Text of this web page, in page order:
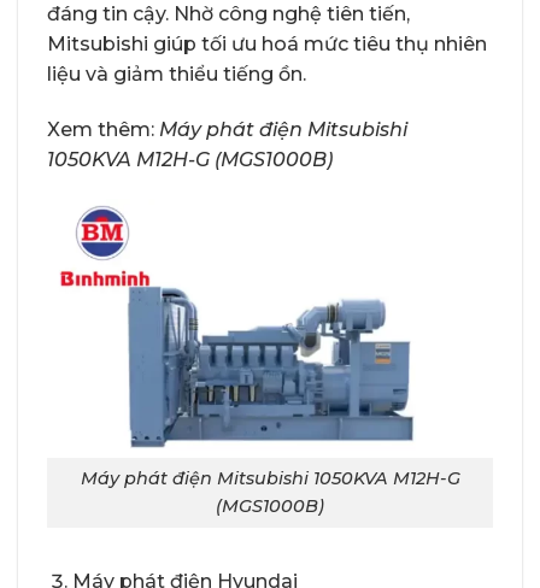
đáng tin cậy. Nhờ công nghệ tiên tiến,
Mitsubishi giúp tối ưu hoá mức tiêu thụ nhiên
liệu và giảm thiểu tiếng ồn.
Xem thêm: Máy phát điện Mitsubishi
1050KVA M12H-G (MGS1000B)
Máy phát điện Mitsubishi 1050KVA M12H-G
(MGS1000B)
Máy phát điện Hyundai